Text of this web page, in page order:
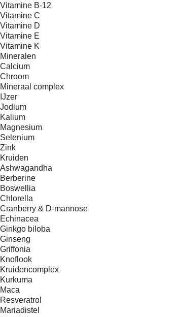
Vitamine B-12
Vitamine C
Vitamine D
Vitamine E
Vitamine K
Mineralen
Calcium
Chroom
Mineraal complex
IJzer
Jodium
Kalium
Magnesium
Selenium
Zink
Kruiden
Ashwagandha
Berberine
Boswellia
Chlorella
Cranberry & D-mannose
Echinacea
Ginkgo biloba
Ginseng
Griffonia
Knoflook
Kruidencomplex
Kurkuma
Maca
Resveratrol
Mariadistel